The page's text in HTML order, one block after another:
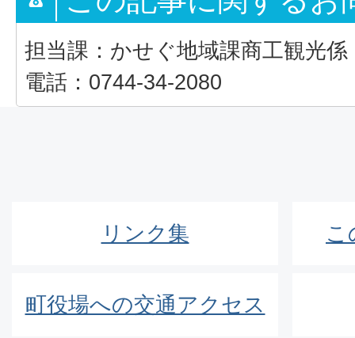
担当課：かせぐ地域課商工観光係
電話：0744-34-2080
リンク集 こ
町役場への交通アクセス